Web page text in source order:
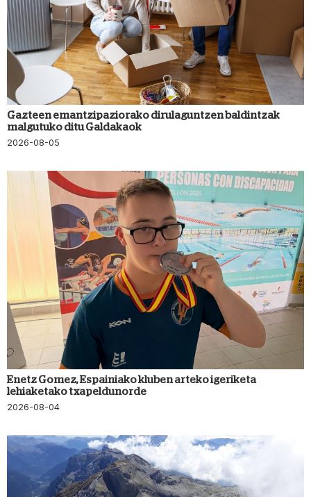
Gazteen emantzipaziorako dirulaguntzen baldintzak
malgutuko ditu Galdakaok
2026-08-05
Enetz Gomez, Espainiako kluben arteko igeriketa
lehiaketako txapeldunorde
2026-08-04